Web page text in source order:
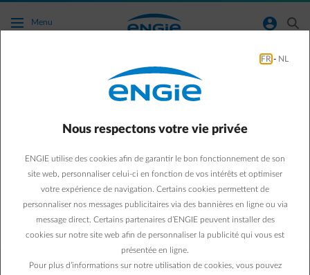
Accéder au contenu principal
Menu normal-account-circle search
Votre décompte ENGIE change de look.
On vous l’explique en détail !
questions sur son contenu ?
composent,lisez la suite.
Attention : il ne s’agit pas d’une explication personnalisée de votre
décompte mais bien d’une explication générale .
Votre décompte personnel peut donc légèrement différer du modèle
repris ci-dessous.
FR - NL
Nous respectons votre vie privée
ENGIE utilise des cookies afin de garantir le bon fonctionnement de son
site web, personnaliser celui-ci en fonction de vos intérêts et optimiser
votre expérience de navigation. Certains cookies permettent de
personnaliser nos messages publicitaires via des bannières en ligne ou via
message direct. Certains partenaires d’ENGIE peuvent installer des
cookies sur notre site web afin de personnaliser la publicité qui vous est
présentée en ligne.
Pour plus d’informations sur notre utilisation de cookies, vous pouvez